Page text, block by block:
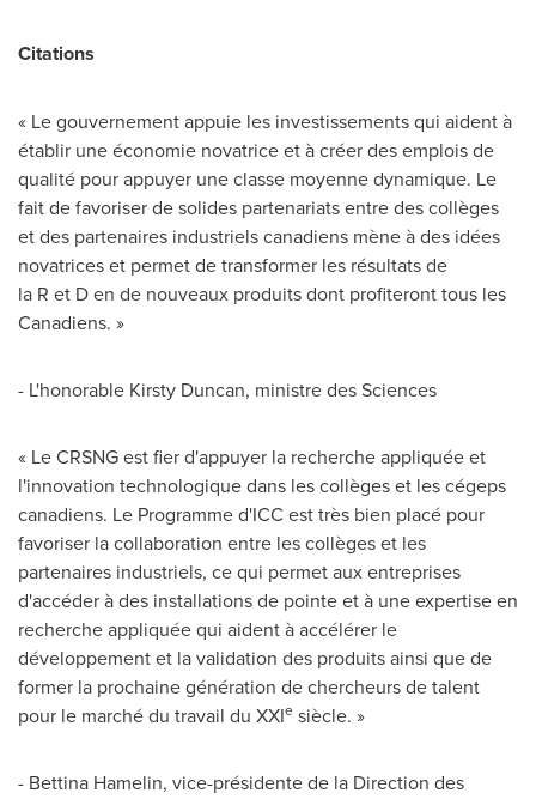
Citations
« Le gouvernement appuie les investissements qui aident à
établir une économie novatrice et à créer des emplois de
qualité pour appuyer une classe moyenne dynamique. Le
fait de favoriser de solides partenariats entre des collèges
et des partenaires industriels canadiens mène à des idées
novatrices et permet de transformer les résultats de
la R et D en de nouveaux produits dont profiteront tous les
Canadiens. »
- L'honorable Kirsty Duncan, ministre des Sciences
« Le CRSNG est fier d'appuyer la recherche appliquée et
l'innovation technologique dans les collèges et les cégeps
canadiens. Le Programme d'ICC est très bien placé pour
favoriser la collaboration entre les collèges et les
partenaires industriels, ce qui permet aux entreprises
d'accéder à des installations de pointe et à une expertise en
recherche appliquée qui aident à accélérer le
développement et la validation des produits ainsi que de
former la prochaine génération de chercheurs de talent
pour le marché du travail du XXIe siècle. »
- Bettina Hamelin, vice-présidente de la Direction des